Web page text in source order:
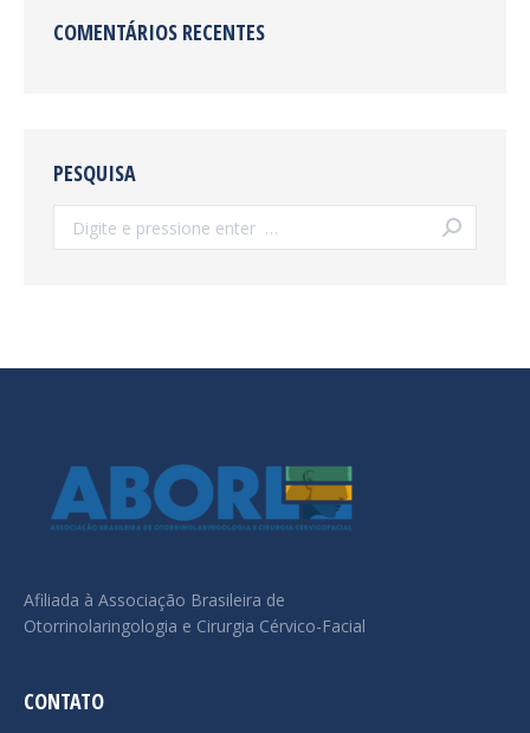
COMENTÁRIOS RECENTES
PESQUISA
Search:
Afiliada à Associação Brasileira de
Otorrinolaringologia e Cirurgia Cérvico-Facial
CONTATO